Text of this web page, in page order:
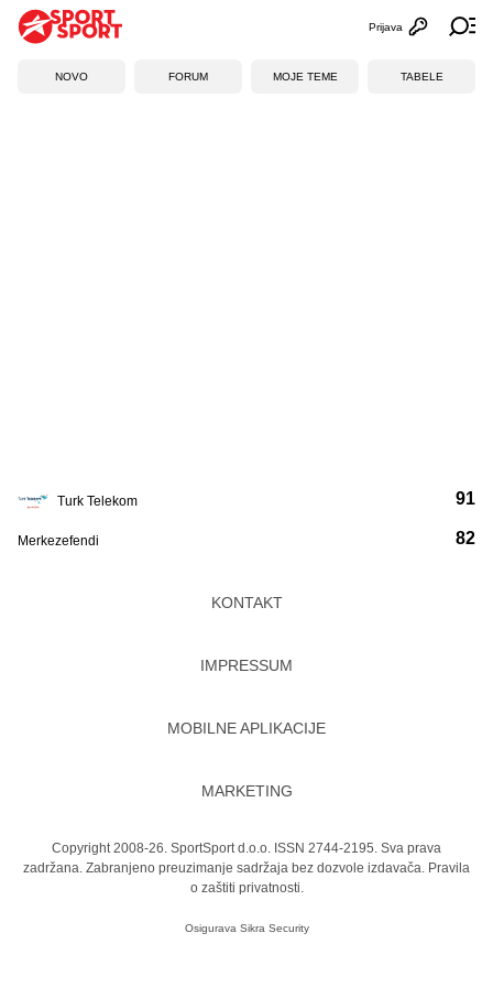
Otvori
Prijava
NOVO FORUM MOJE TEME TABELE
Turk Telekom
Merkezefendi
91
82
KONTAKT
IMPRESSUM
MOBILNE APLIKACIJE
MARKETING
Copyright 2008-26. SportSport d.o.o. ISSN 2744-2195. Sva prava
zadržana. Zabranjeno preuzimanje sadržaja bez dozvole izdavača. Pravila
o zaštiti privatnosti.
Osigurava Sikra Security